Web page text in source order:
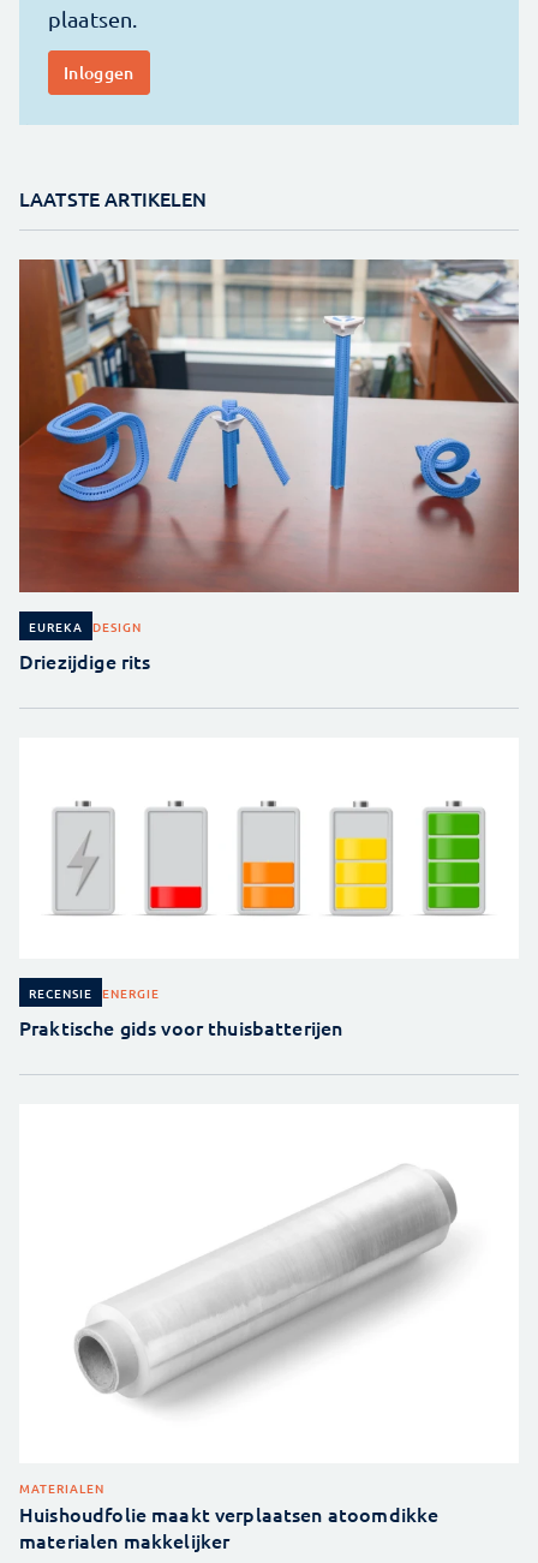
LAATSTE ARTIKELEN
EUREKA DESIGN
Driezijdige rits
RECENSIE ENERGIE
Praktische gids voor thuisbatterijen
MATERIALEN
Huishoudfolie maakt verplaatsen atoomdikke
materialen makkelijker